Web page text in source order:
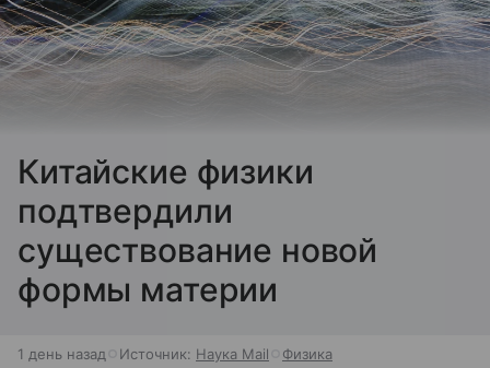
Китайские физики
подтвердили
существование новой
формы материи
1 день назад Источник: Наука Mail Физика